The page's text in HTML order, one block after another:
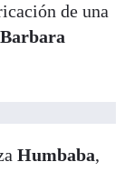
de una
Barbara
Humbaba,